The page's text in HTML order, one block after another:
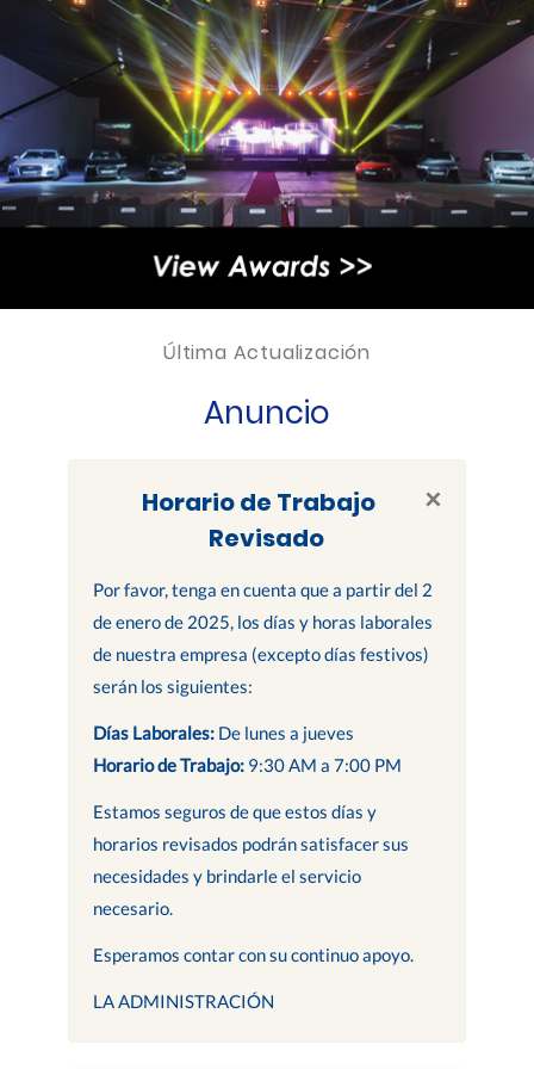
Última Actualización
Anuncio
×
Horario de Trabajo
Revisado
Por favor, tenga en cuenta que a partir del 2
de enero de 2025, los días y horas laborales
de nuestra empresa (excepto días festivos)
serán los siguientes:
Días Laborales:De lunes a jueves
Horario de Trabajo: 9:30 AM a 7:00 PM
Estamos seguros de que estos días y
horarios revisados podrán satisfacer sus
necesidades y brindarle el servicio
necesario.
Esperamos contar con su continuo apoyo.
LA ADMINISTRACIÓN